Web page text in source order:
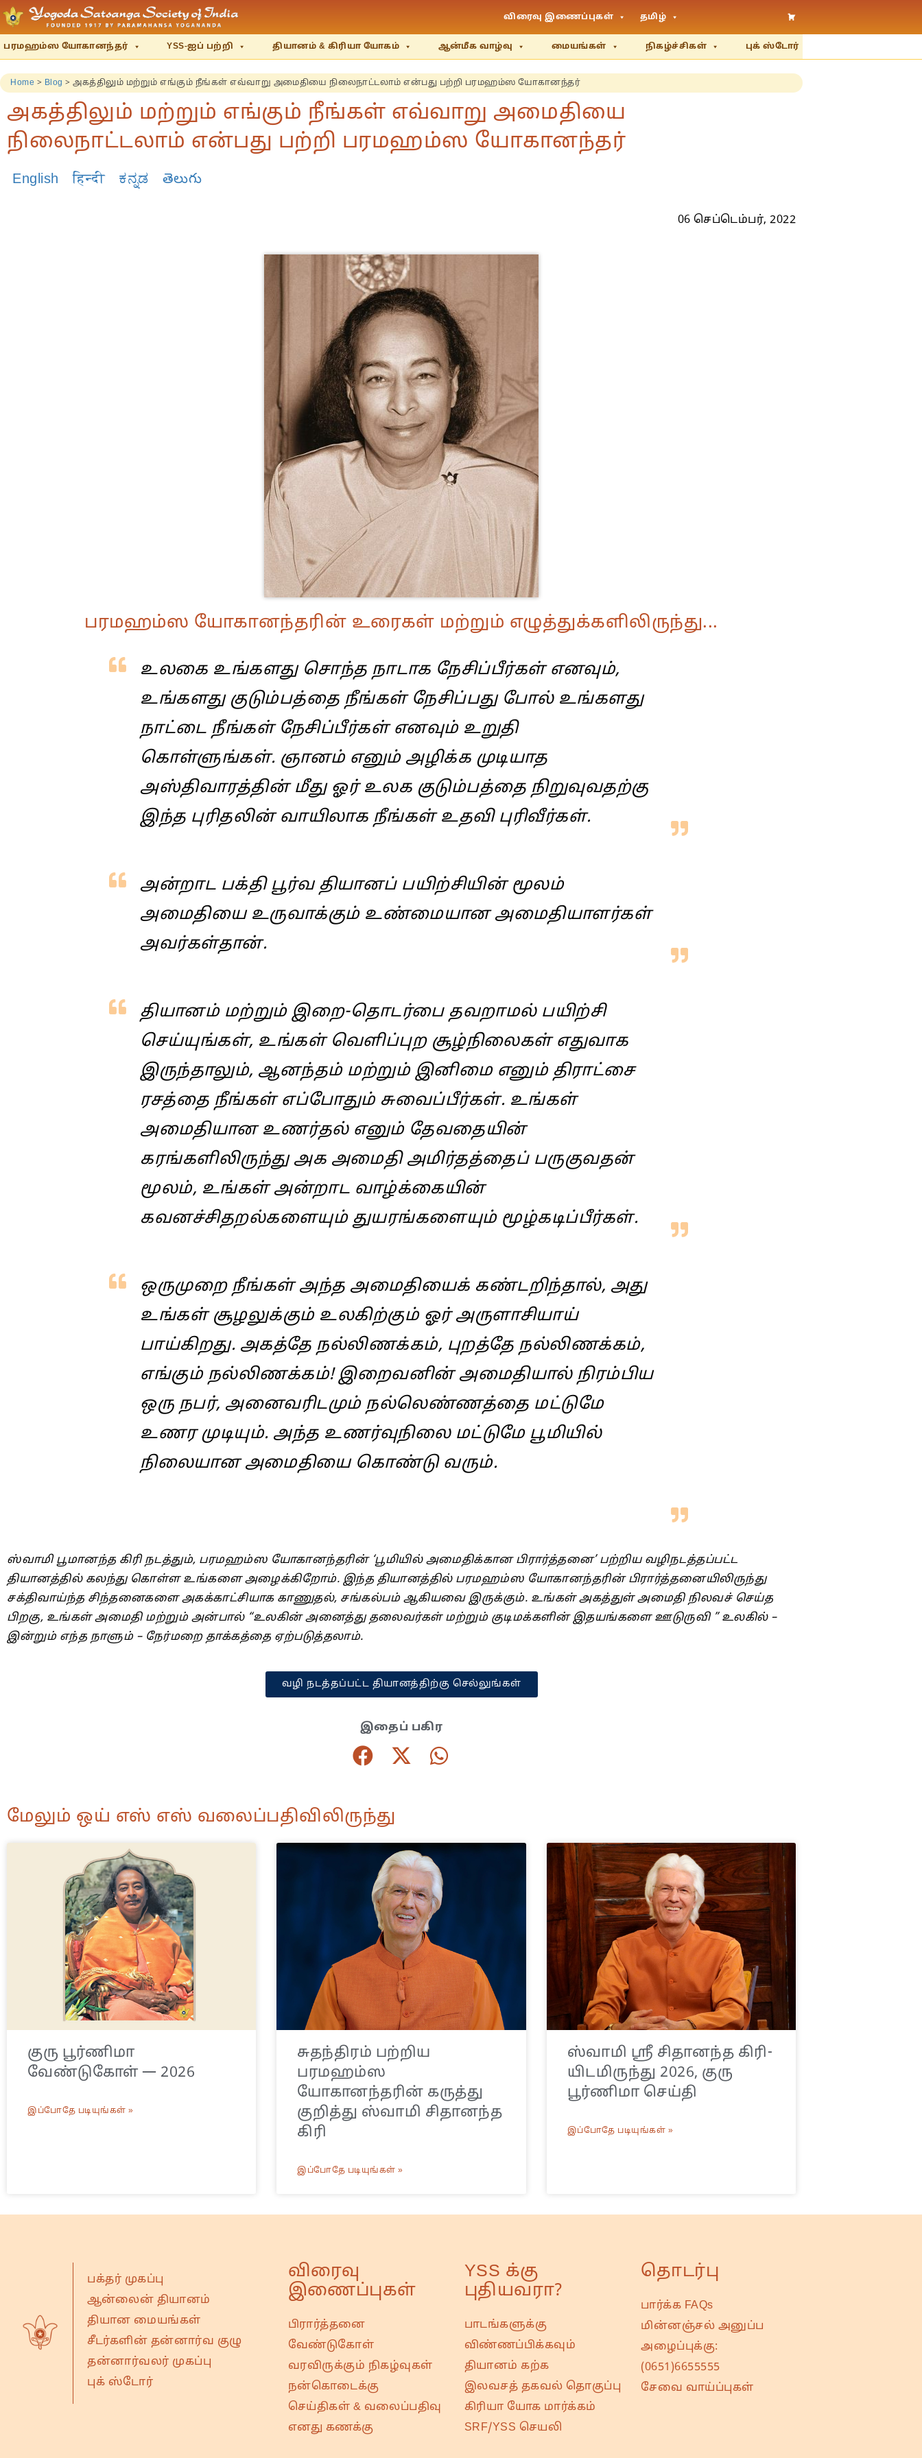
விரைவு இணைப்புகள் தமிழ்
பரமஹம்ஸ யோகானந்தர் YSS-ஐப் பற்றி தியானம் & கிரியா யோகம் ஆன்மீக வாழ்வு மையங்கள் நிகழ்ச்சிகள் புக் ஸ்டோர்
Home > Blog > அகத்திலும் மற்றும் எங்கும் நீங்கள் எவ்வாறு அமைதியை நிலைநாட்டலாம் என்பது பற்றி பரமஹம்ஸ யோகானந்தர்
அகத்திலும் மற்றும் எங்கும் நீங்கள் எவ்வாறு அமைதியை
நிலைநாட்டலாம் என்பது பற்றி பரமஹம்ஸ யோகானந்தர்
English हिन्दी ಕನ್ನಡ తెలుగు
06 செப்டெம்பர், 2022
பரமஹம்ஸ யோகானந்தரின் உரைகள் மற்றும் எழுத்துக்களிலிருந்து...
உலகை உங்களது சொந்த நாடாக நேசிப்பீர்கள் எனவும்,
உங்களது குடும்பத்தை நீங்கள் நேசிப்பது போல் உங்களது
நாட்டை நீங்கள் நேசிப்பீர்கள் எனவும் உறுதி
கொள்ளுங்கள். ஞானம் எனும் அழிக்க முடியாத
அஸ்திவாரத்தின் மீது ஓர் உலக குடும்பத்தை நிறுவுவதற்கு
இந்த புரிதலின் வாயிலாக நீங்கள் உதவி புரிவீர்கள்.
அன்றாட பக்தி பூர்வ தியானப் பயிற்சியின் மூலம்
அமைதியை உருவாக்கும் உண்மையான அமைதியாளர்கள்
அவர்கள்தான்.
தியானம் மற்றும் இறை-தொடர்பை தவறாமல் பயிற்சி
செய்யுங்கள், உங்கள் வெளிப்புற சூழ்நிலைகள் எதுவாக
இருந்தாலும், ஆனந்தம் மற்றும் இனிமை எனும் திராட்சை
ரசத்தை நீங்கள் எப்போதும் சுவைப்பீர்கள். உங்கள்
அமைதியான உணர்தல் எனும் தேவதையின்
கரங்களிலிருந்து அக அமைதி அமிர்தத்தைப் பருகுவதன்
மூலம், உங்கள் அன்றாட வாழ்க்கையின்
கவனச்சிதறல்களையும் துயரங்களையும் மூழ்கடிப்பீர்கள்.
ஒருமுறை நீங்கள் அந்த அமைதியைக் கண்டறிந்தால், அது
உங்கள் சூழலுக்கும் உலகிற்கும் ஓர் அருளாசியாய்
பாய்கிறது. அகத்தே நல்லிணக்கம், புறத்தே நல்லிணக்கம்,
எங்கும் நல்லிணக்கம்! இறைவனின் அமைதியால் நிரம்பிய
ஒரு நபர், அனைவரிடமும் நல்லெண்ணத்தை மட்டுமே
உணர முடியும். அந்த உணர்வுநிலை மட்டுமே பூமியில்
நிலையான அமைதியை கொண்டு வரும்.
ஸ்வாமி பூமானந்த கிரி நடத்தும், பரமஹம்ஸ யோகானந்தரின் ‘பூமியில் அமைதிக்கான பிரார்த்தனை’ பற்றிய வழிநடத்தப்பட்ட
தியானத்தில் கலந்து கொள்ள உங்களை அழைக்கிறோம். இந்த தியானத்தில் பரமஹம்ஸ யோகானந்தரின் பிரார்த்தனையிலிருந்து
சக்திவாய்ந்த சிந்தனைகளை அகக்காட்சியாக காணுதல், சங்கல்பம் ஆகியவை இருக்கும். உங்கள் அகத்துள் அமைதி நிலவச் செய்த
பிறகு, உங்கள் அமைதி மற்றும் அன்பால் “உலகின் அனைத்து தலைவர்கள் மற்றும் குடிமக்களின் இதயங்களை ஊடுருவி ” உலகில் –
இன்றும் எந்த நாளும் – நேர்மறை தாக்கத்தை ஏற்படுத்தலாம்.
வழி நடத்தப்பட்ட தியானத்திற்கு செல்லுங்கள்
இதைப் பகிர
மேலும் ஒய் எஸ் எஸ் வலைப்பதிவிலிருந்து
குரு பூர்ணிமா
வேண்டுகோள் — 2026
இப்போதே படியுங்கள் »
சுதந்திரம் பற்றிய
பரமஹம்ஸ
யோகானந்தரின் கருத்து
குறித்து ஸ்வாமி சிதானந்த
கிரி
இப்போதே படியுங்கள் »
ஸ்வாமி ஸ்ரீ சிதானந்த கிரி-
யிடமிருந்து 2026, குரு
பூர்ணிமா செய்தி
இப்போதே படியுங்கள் »
பக்தர் முகப்பு
ஆன்லைன் தியானம்
தியான மையங்கள்
சீடர்களின் தன்னார்வ குழு
தன்னார்வலர் முகப்பு
புக் ஸ்டோர்
விரைவு
இணைப்புகள்
பிரார்த்தனை
வேண்டுகோள்
வரவிருக்கும் நிகழ்வுகள்
நன்கொடைக்கு
செய்திகள் & வலைப்பதிவு
எனது கணக்கு
YSS க்கு
புதியவரா?
பாடங்களுக்கு
விண்ணப்பிக்கவும்
தியானம் கற்க
இலவசத் தகவல் தொகுப்பு
கிரியா யோக மார்க்கம்
SRF/YSS செயலி
தொடர்பு
பார்க்க FAQs
மின்னஞ்சல் அனுப்ப
அழைப்புக்கு:
(0651)6655555
சேவை வாய்ப்புகள்